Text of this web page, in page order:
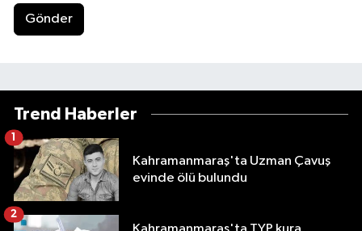
Gönder
Trend Haberler
Kahramanmaraş'ta Uzman Çavuş
evinde ölü bulundu
1
2